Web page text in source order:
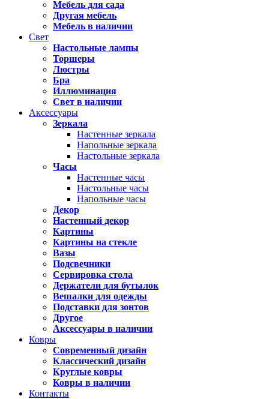
Мебель для сада
Другая мебель
Мебель в наличии
Свет
Настольные лампы
Торшеры
Люстры
Бра
Иллюминация
Свет в наличии
Аксессуары
Зеркала
Настенные зеркала
Напольные зеркала
Настольные зеркала
Часы
Настенные часы
Настольные часы
Напольные часы
Декор
Настенный декор
Картины
Картины на стекле
Вазы
Подсвечники
Сервировка стола
Держатели для бутылок
Вешалки для одежды
Подставки для зонтов
Другое
Аксессуары в наличии
Ковры
Современный дизайн
Классический дизайн
Круглые ковры
Ковры в наличии
Контакты